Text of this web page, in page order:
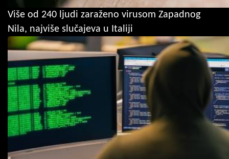
Više od 240 ljudi zaraženo virusom Zapadnog
Nila, najviše slučajeva u Italiji